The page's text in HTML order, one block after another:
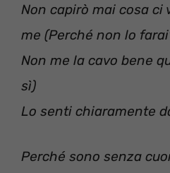
Non capirò mai cosa ci
me (Perché non lo
Non me la cavo bene
sì)
Lo senti chiaramente
Perché sono senza